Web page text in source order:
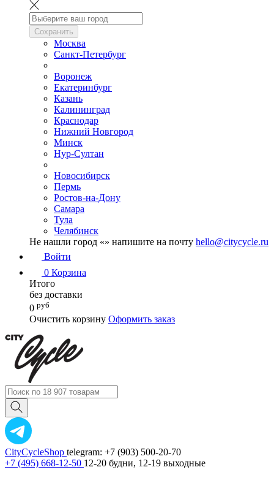
Сохранить
Москва
Санкт-Петербург
Воронеж
Екатеринбург
Казань
Калининград
Краснодар
Нижний Новгород
Минск
Нур-Султан
Новосибирск
Пермь
Ростов-на-Дону
Самара
Тула
Челябинск
Не нашли город «» напишите на почту hello@citycycle.ru
Войти
0 Корзина
Итого
без доставки
0 руб
Очистить корзину Оформить заказ
CityCycleShop telegram: +7 (903) 500-20-70
+7 (495) 668-12-50 12-20 будни, 12-19 выходные